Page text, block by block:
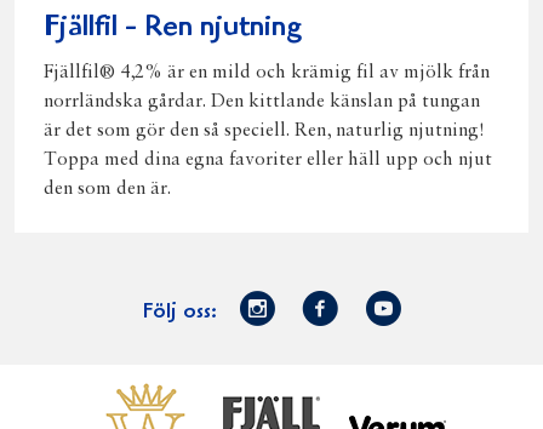
Fjällfil - Ren njutning
Fjällfil® 4,2% är en mild och krämig fil av mjölk från
norrländska gårdar. Den kittlande känslan på tungan
är det som gör den så speciell. Ren, naturlig njutning!
Toppa med dina egna favoriter eller häll upp och njut
den som den är.
Följ oss:
Norrmejerier
Facebook
Youtube
VästerbottensostFjällfil